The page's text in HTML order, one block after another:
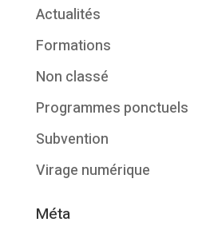
Actualités
Formations
Non classé
Programmes ponctuels
Subvention
Virage numérique
Méta